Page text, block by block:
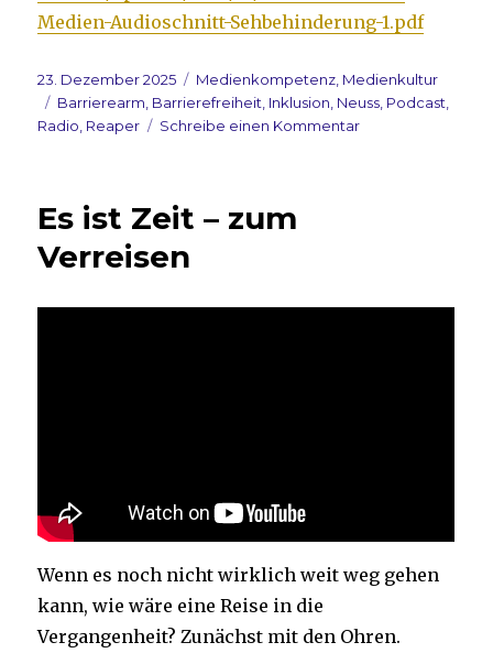
Medien-Audioschnitt-Sehbehinderung-1.pdf
Veröffentlicht
am
23. Dezember 2025 Kategorien
Medienkompetenz Medienkultur
Schlagwörter
Barrierearm Barrierefreiheit Inklusion Neuss Podcast
Radio Reaper Schreibe einen Kommentarzu
Sei
Es ist Zeit – zum
Verreisen
Wenn es noch nicht wirklich weit weg gehen
kann, wie wäre eine Reise in die
Vergangenheit? Zunächst mit den Ohren.